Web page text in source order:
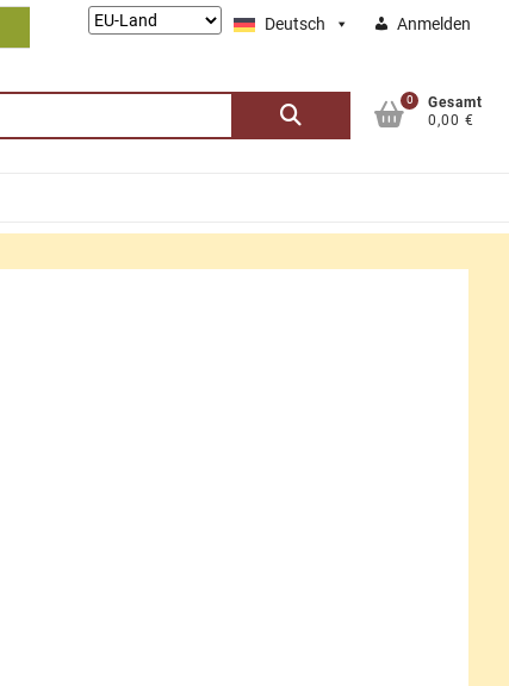
Deutsch Anmelden
Lieferung
Suchen
0
Gesamt
0,00 €